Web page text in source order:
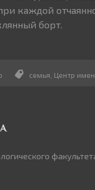
каждой
борт.
семья Центр